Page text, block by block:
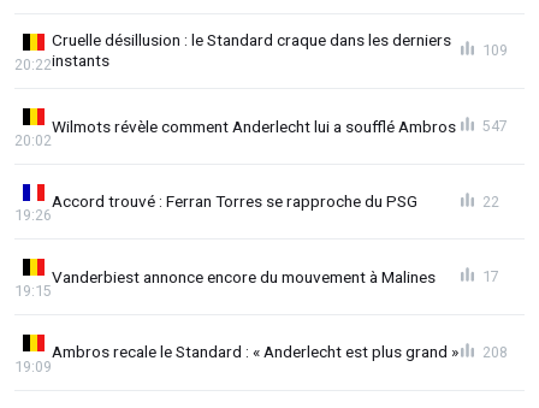
Cruelle désillusion : le Standard craque dans les derniers
instants
20:22
109
Wilmots révèle comment Anderlecht lui a soufflé Ambros
20:02
547
Accord trouvé : Ferran Torres se rapproche du PSG
19:26
22
Vanderbiest annonce encore du mouvement à Malines
19:15
17
Ambros recale le Standard : « Anderlecht est plus grand »
19:09
208